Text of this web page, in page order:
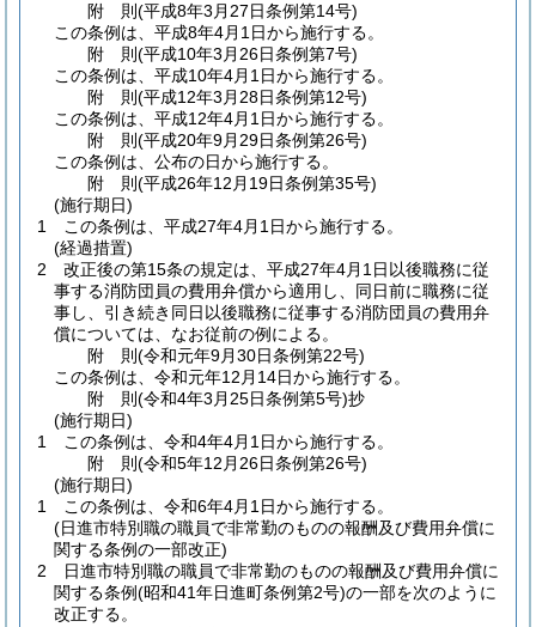
附 則(平成8年3月27日条例第14号)
この条例は、平成8年4月1日から施行する。
附 則(平成10年3月26日条例第7号)
この条例は、平成10年4月1日から施行する。
附 則(平成12年3月28日条例第12号)
この条例は、平成12年4月1日から施行する。
附 則(平成20年9月29日条例第26号)
この条例は、公布の日から施行する。
附 則(平成26年12月19日条例第35号)
(施行期日)
1
この条例は、平成27年4月1日から施行する。
(経過措置)
2
改正後の第15条の規定は、平成27年4月1日以後職務に従
事する消防団員の費用弁償から適用し、同日前に職務に従
事し、引き続き同日以後職務に従事する消防団員の費用弁
償については、なお従前の例による。
附 則(令和元年9月30日条例第22号)
この条例は、令和元年12月14日から施行する。
附 則(令和4年3月25日条例第5号)抄
(施行期日)
1
この条例は、令和4年4月1日から施行する。
附 則(令和5年12月26日条例第26号)
(施行期日)
1
この条例は、令和6年4月1日から施行する。
(日進市特別職の職員で非常勤のものの報酬及び費用弁償に
関する条例の一部改正)
2
日進市特別職の職員で非常勤のものの報酬及び費用弁償に
関する条例(昭和41年日進町条例第2号)の一部を次のように
改正する。